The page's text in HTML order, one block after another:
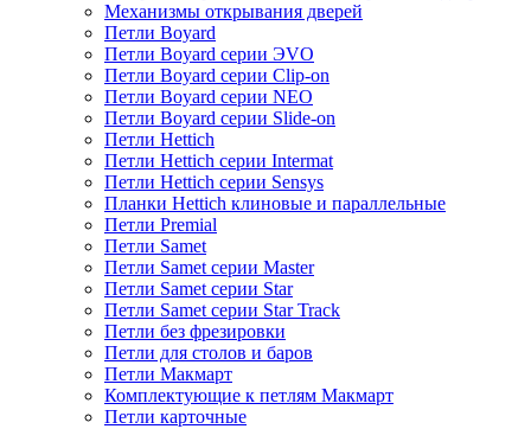
Механизмы открывания дверей
Петли Boyard
Петли Boyard серии ЭVO
Петли Boyard серии Clip-on
Петли Boyard серии NEO
Петли Boyard серии Slide-on
Петли Hettich
Петли Hettich серии Intermat
Петли Hettich серии Sensys
Планки Hettich клиновые и параллельные
Петли Premial
Петли Samet
Петли Samet серии Master
Петли Samet серии Star
Петли Samet серии Star Track
Петли без фрезировки
Петли для столов и баров
Петли Макмарт
Комплектующие к петлям Макмарт
Петли карточные